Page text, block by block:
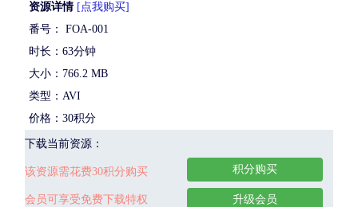
资源详情 [点我购买]
番号： FOA-001
时长：63分钟
大小：766.2 MB
类型：AVI
价格：30积分
下载当前资源：
该资源需花费30积分购买
会员可享受免费下载特权
积分购买
升级会员